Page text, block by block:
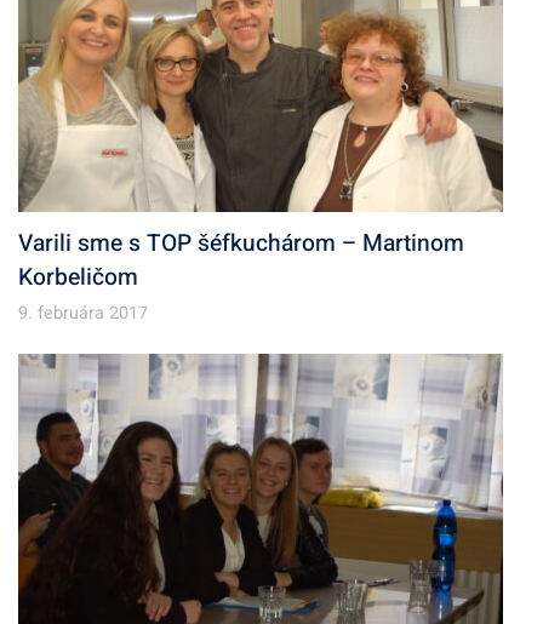
Varili sme s TOP šéfkuchárom – Martinom
Korbeličom
9. februára 2017